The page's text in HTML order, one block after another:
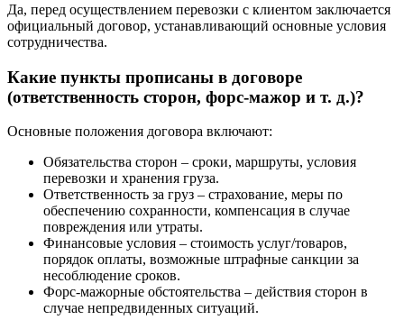
Да, перед осуществлением перевозки с клиентом заключается
официальный договор, устанавливающий основные условия
сотрудничества.
Какие пункты прописаны в договоре
(ответственность сторон, форс-мажор и т. д.)?
Основные положения договора включают:
Обязательства сторон – сроки, маршруты, условия
перевозки и хранения груза.
Ответственность за груз – страхование, меры по
обеспечению сохранности, компенсация в случае
повреждения или утраты.
Финансовые условия – стоимость услуг/товаров,
порядок оплаты, возможные штрафные санкции за
несоблюдение сроков.
Форс-мажорные обстоятельства – действия сторон в
случае непредвиденных ситуаций.